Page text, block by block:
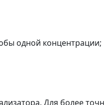
одной концентрации;
Для более